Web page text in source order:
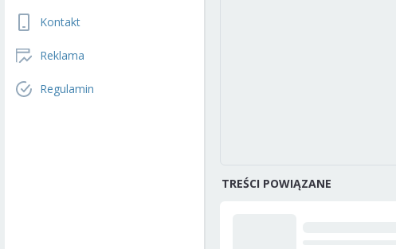
Kontakt
Reklama
Regulamin
TREŚCI POWIĄZANE